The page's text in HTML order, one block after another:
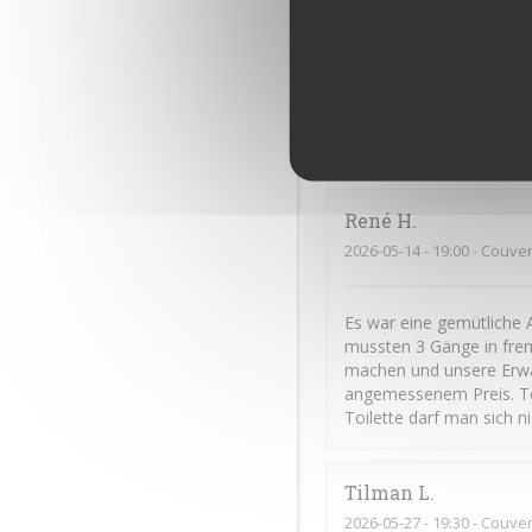
René H
2026-05-14- 19:00 -
Es war eine
mussten 3 Gänge in
machen und unsere
angemessenem Preis.
Toilette darf man sich
Tilman L
2026-05-27- 19:30 -